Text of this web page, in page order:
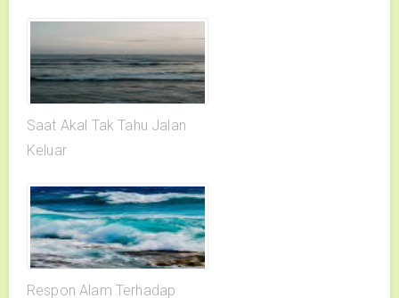
Saat Akal Tak Tahu Jalan
Keluar
Respon Alam Terhadap